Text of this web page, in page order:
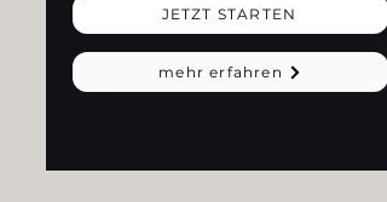
JETZT STARTEN
mehr erfahren